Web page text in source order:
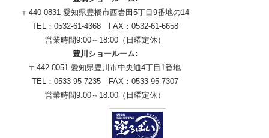
〒440-0831 愛知県豊橋市西岩田5丁目9番地の14
TEL：0532-61-4368 FAX：0532-61-6658
営業時間9:00～18:00（日曜定休）
豊川ショールーム:
〒442-0051 愛知県豊川市中央通4丁目1番地
TEL：0533-95-7235 FAX：0533-95-7307
営業時間9:00～18:00（日曜定休）